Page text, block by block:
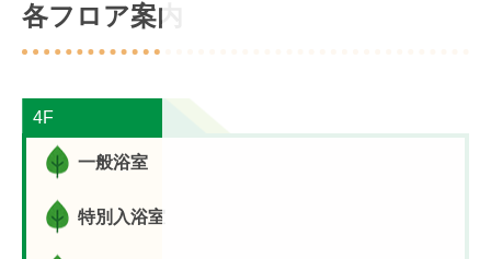
各フロア案内
4F
一般浴室
特別入浴室